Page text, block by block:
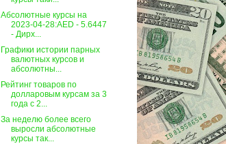
Абсолютные курсы на
2023-04-28:AED - 5.6447
- Дирх...
Графики истории парных
валютных курсов и
абсолютны...
Рейтинг товаров по
долларовым курсам за 3
года c 2...
За неделю более всего
выросли абсолютные
курсы так...